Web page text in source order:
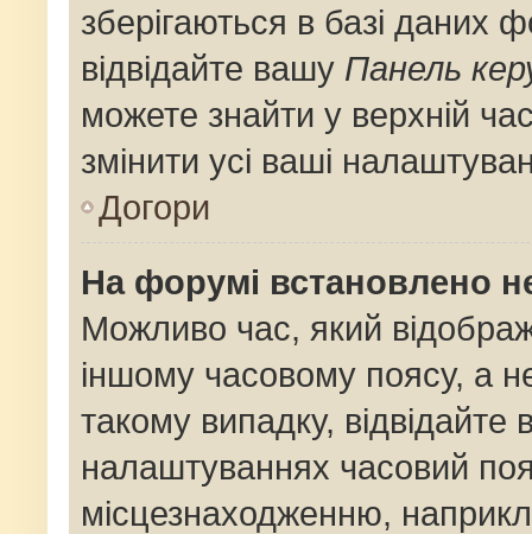
зберігаються в базі даних
відвідайте вашу Панель
можете знайти у верхній
змінити усі ваші
Догори
На форумі встановлено
Можливо час, який
іншому часовому поясу, а
такому випадку,
налаштуваннях часовий
місцезнаходженню,